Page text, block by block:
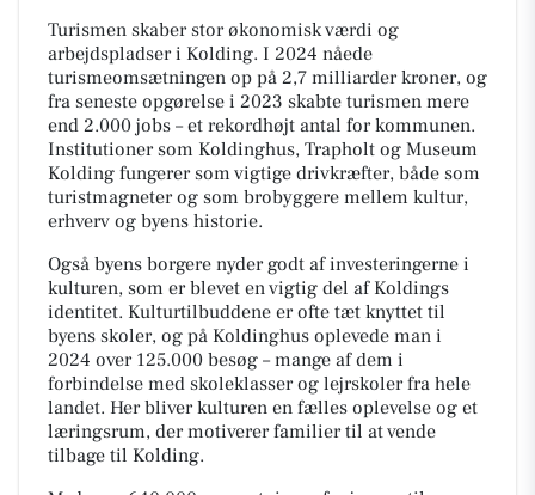
Turismen skaber stor økonomisk værdi og
arbejdspladser i Kolding. I 2024 nåede
turismeomsætningen op på 2,7 milliarder kroner, og
fra seneste opgørelse i 2023 skabte turismen mere
end 2.000 jobs – et rekordhøjt antal for kommunen.
Institutioner som Koldinghus, Trapholt og Museum
Kolding fungerer som vigtige drivkræfter, både som
turistmagneter og som brobyggere mellem kultur,
erhverv og byens historie.
Også byens borgere nyder godt af investeringerne i
kulturen, som er blevet en vigtig del af Koldings
identitet. Kulturtilbuddene er ofte tæt knyttet til
byens skoler, og på Koldinghus oplevede man i
2024 over 125.000 besøg – mange af dem i
forbindelse med skoleklasser og lejrskoler fra hele
landet. Her bliver kulturen en fælles oplevelse og et
læringsrum, der motiverer familier til at vende
tilbage til Kolding.